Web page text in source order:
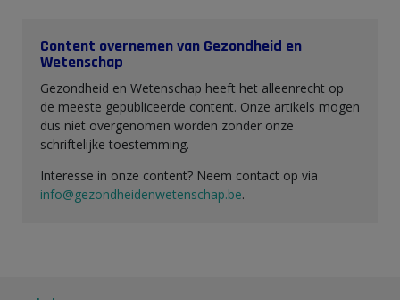
Content overnemen van Gezondheid en
Wetenschap
Gezondheid en Wetenschap heeft het alleenrecht op
de meeste gepubliceerde content. Onze artikels mogen
dus niet overgenomen worden zonder onze
schriftelijke toestemming.
Interesse in onze content? Neem contact op via
info@gezondheidenwetenschap.be.